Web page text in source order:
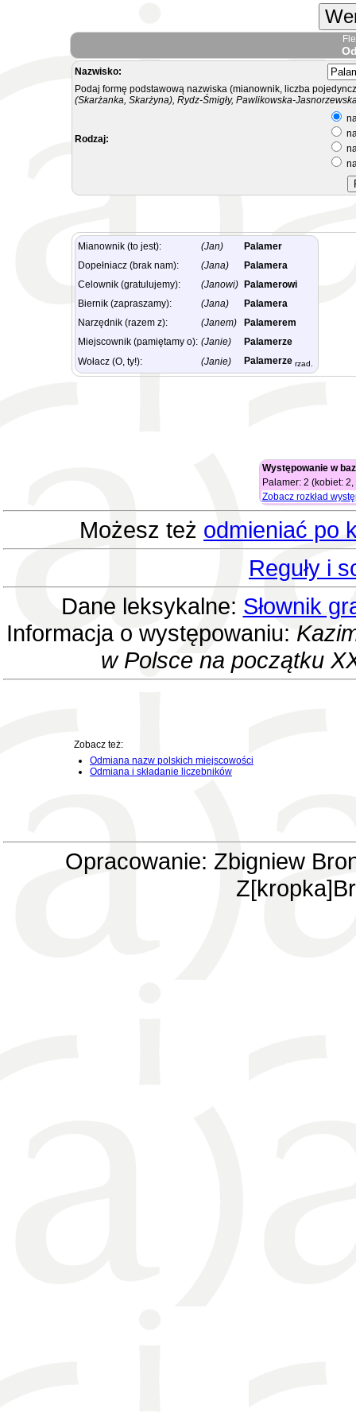
Nazwisko:
Podaj formę podstawową nazwiska (mianownik, liczba
(Skarżanka, Skarżyna), Rydz-Śmigły, Pawlikowska-
Rodzaj:
Mianownik (to jest): (Jan)
Palamer
Dopełniacz (brak nam):
(Jana)
Palamera
Celownik (gratulujemy):
(Janowi)
Palamerowi
Biernik (zapraszamy):
(Jana)
Palamera
Narzędnik (razem z):
(Janem)
Palamerem
Miejscownik (pamiętamy o): (Janie)
Palamerze
Wołacz (O, ty!):
(Janie) Palamerze rzad.
Występowanie w
Palamer: 2 (kobiet:
Zobacz rozkład
Możesz też odmieniać po
Reguły i
Dane leksykalne: Słownik
Informacja o występowaniu:
w Polsce na początku
Zobacz też:
Odmiana nazw polskich miejscowości
Odmiana i składanie liczebników
Opracowanie: Zbigniew